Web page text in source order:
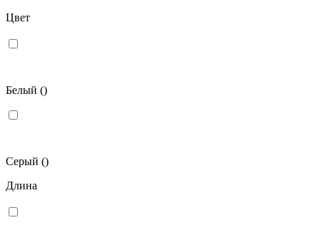
Цвет
Белый ()
Серый ()
Длина